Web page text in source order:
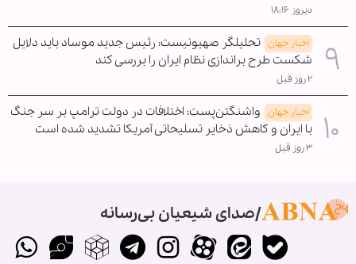
دیروز ۱۸:۱۶
اخبار جهان تحلیلگر صهیونیست: رئیس جدید موساد باید دلایل
شکست طرح براندازی نظام ایران را بررسی کند
۲ روز قبل
اخبار جهان واشنگتن‌پست: اختلافات در دولت ترامپ بر سر جنگ
با ایران و کاهش ذخایر تسلیحاتی آمریکا تشدید شده است
۳ روز قبل
صدای شیعیان بی‌رسانه